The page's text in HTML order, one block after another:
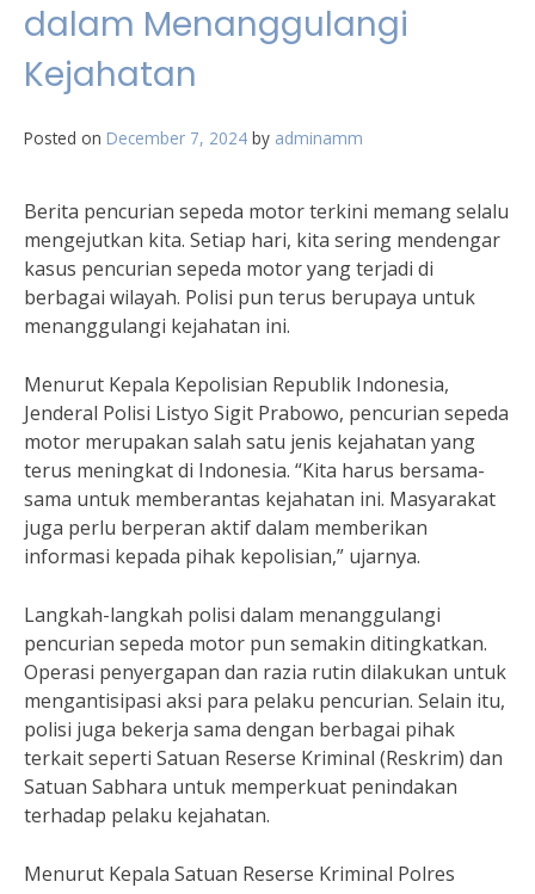
dalam Menanggulangi
Kejahatan
Posted on December 7, 2024 by adminamm
Berita pencurian sepeda motor terkini memang selalu
mengejutkan kita. Setiap hari, kita sering mendengar
kasus pencurian sepeda motor yang terjadi di
berbagai wilayah. Polisi pun terus berupaya untuk
menanggulangi kejahatan ini.
Menurut Kepala Kepolisian Republik Indonesia,
Jenderal Polisi Listyo Sigit Prabowo, pencurian sepeda
motor merupakan salah satu jenis kejahatan yang
terus meningkat di Indonesia. “Kita harus bersama-
sama untuk memberantas kejahatan ini. Masyarakat
juga perlu berperan aktif dalam memberikan
informasi kepada pihak kepolisian,” ujarnya.
Langkah-langkah polisi dalam menanggulangi
pencurian sepeda motor pun semakin ditingkatkan.
Operasi penyergapan dan razia rutin dilakukan untuk
mengantisipasi aksi para pelaku pencurian. Selain itu,
polisi juga bekerja sama dengan berbagai pihak
terkait seperti Satuan Reserse Kriminal (Reskrim) dan
Satuan Sabhara untuk memperkuat penindakan
terhadap pelaku kejahatan.
Menurut Kepala Satuan Reserse Kriminal Polres